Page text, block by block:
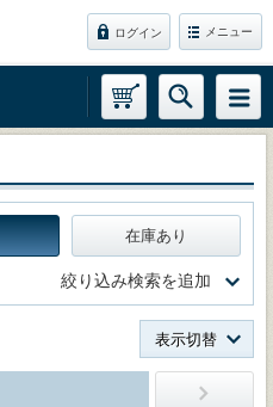
ログイン メニュー
在庫あり
絞り込み検索を追加
表示切替